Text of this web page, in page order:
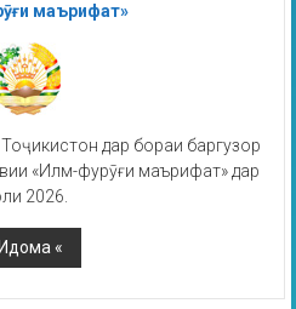
маърифат»
дар бораи баргузор
«Илм-фурӯғи маърифат» дар
2026.